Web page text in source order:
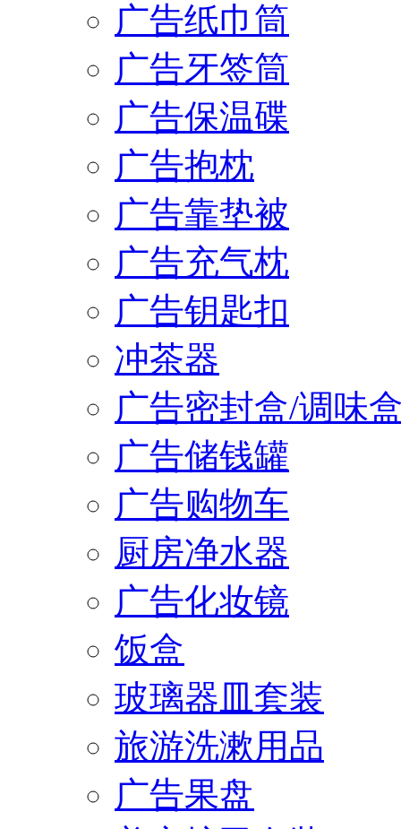
广告纸巾筒
广告牙签筒
广告保温碟
广告抱枕
广告靠垫被
广告充气枕
广告钥匙扣
冲茶器
广告密封盒/调味
广告储钱罐
广告购物车
厨房净水器
广告化妆镜
饭盒
玻璃器皿套装
旅游洗漱用品
广告果盘